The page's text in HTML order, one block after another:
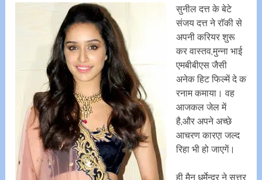
सुनील दत्त के बेटे
संजय दत्त ने राॅकी से
अपनी करियर शुरू
कर वास्तव,मुन्ना भाई
एमबीबीएस जैसी
अनेक हिट फिल्में दे क
रनाम कमाया। वह
आजकल जेल में
है,और अपने अच्छे
आचरण कारएा जल्द
रिहा भी हो जाएगें।
ही मैन धर्मेन्द्र ने सत्तर